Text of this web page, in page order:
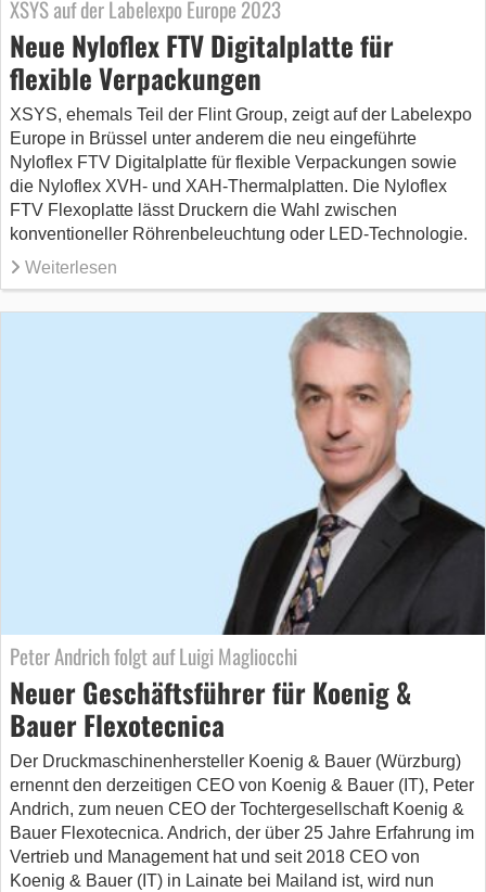
XSYS auf der Labelexpo Europe 2023
Neue Nyloflex FTV Digitalplatte für
flexible Verpackungen
XSYS, ehemals Teil der Flint Group, zeigt auf der Labelexpo
Europe in Brüssel unter anderem die neu eingeführte
Nyloflex FTV Digitalplatte für flexible Verpackungen sowie
die Nyloflex XVH- und XAH-Thermalplatten. Die Nyloflex
FTV Flexoplatte lässt Druckern die Wahl zwischen
konventioneller Röhrenbeleuchtung oder LED-Technologie.
Weiterlesen
Peter Andrich folgt auf Luigi Magliocchi
Neuer Geschäftsführer für Koenig &
Bauer Flexotecnica
Der Druckmaschinenhersteller Koenig & Bauer (Würzburg)
ernennt den derzeitigen CEO von Koenig & Bauer (IT), Peter
Andrich, zum neuen CEO der Tochtergesellschaft Koenig &
Bauer Flexotecnica. Andrich, der über 25 Jahre Erfahrung im
Vertrieb und Management hat und seit 2018 CEO von
Koenig & Bauer (IT) in Lainate bei Mailand ist, wird nun